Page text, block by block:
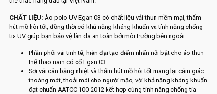
CHẤT LIỆU: Áo polo UV Egan 03 có chất liệu vải thun mềm mại, thấm
hút mồ hôi tốt, đồng thời có khả năng kháng khuẩn và tính năng chống
tia UV giúp bạn bảo vệ làn da an toàn bởi môi trường bên ngoài.
Phần phối vải tinh tế, hiện đại tạo điểm nhấn nổi bật cho áo thun
thể thao nam có cổ Egan 03.
Sợi vải cân bằng nhiệt và thấm hút mồ hôi tốt mang lại cảm giác
thoáng mát, thoải mái cho người mặc, với khả năng kháng khuẩn
đạt chuẩn AATCC 100-2012 kết hợp cùng tính năng chống tia